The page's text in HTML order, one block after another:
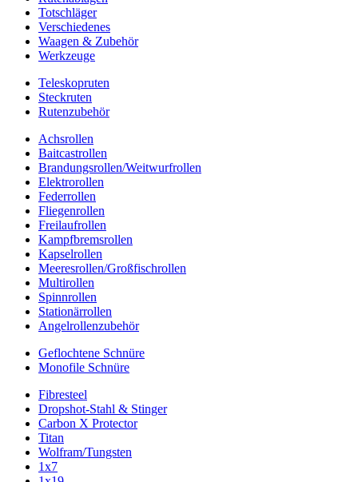
Totschläger
Verschiedenes
Waagen & Zubehör
Werkzeuge
Teleskopruten
Steckruten
Rutenzubehör
Achsrollen
Baitcastrollen
Brandungsrollen/Weitwurfrollen
Elektrorollen
Federrollen
Fliegenrollen
Freilaufrollen
Kampfbremsrollen
Kapselrollen
Meeresrollen/Großfischrollen
Multirollen
Spinnrollen
Stationärrollen
Angelrollenzubehör
Geflochtene Schnüre
Monofile Schnüre
Fibresteel
Dropshot-Stahl & Stinger
Carbon X Protector
Titan
Wolfram/Tungsten
1x7